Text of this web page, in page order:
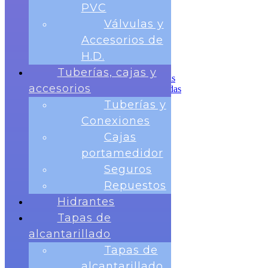
Tuberías, cajas y accesorios
Tuberías y Conexiones
Cajas portamedidor
Repuestos
Tapas de alcantarillado
Tapas de alcantarillado redondas
Tapas de Alcantarillado cuadradas
Rejillas para sumideros
Banco de Pruebas
Nosotros
Medidores
Medidor Chorro Único
Medidor Chorro Multiple
Medidor Volumétrico
PVC
Válvulas y
Accesorios de
H.D.
Tuberías, cajas y
accesorios
Tuberías y
Conexiones
Cajas
portamedidor
Seguros
Repuestos
Hidrantes
Tapas de
alcantarillado
Tapas de